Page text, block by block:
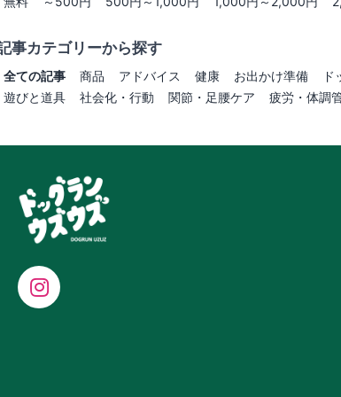
事カテゴリーから探す
全ての記事 商品 アドバイス 健康 お出かけ準備 ド
遊びと道具
社会化・行動 関節・足腰ケア 疲労・体調